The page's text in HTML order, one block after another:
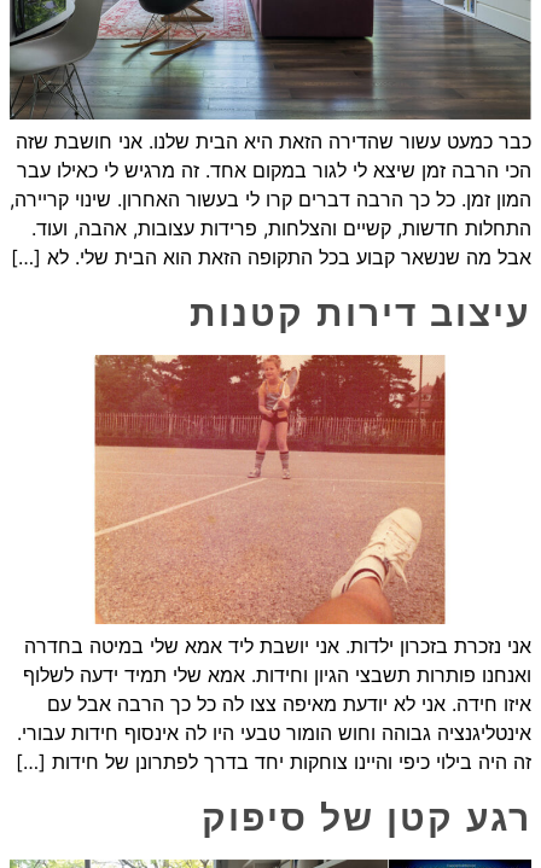
כבר כמעט עשור שהדירה הזאת היא הבית שלנו. אני חושבת שזה
הכי הרבה זמן שיצא לי לגור במקום אחד. זה מרגיש לי כאילו עבר
המון זמן. כל כך הרבה דברים קרו לי בעשור האחרון. שינוי קריירה,
התחלות חדשות, קשיים והצלחות, פרידות עצובות, אהבה, ועוד.
אבל מה שנשאר קבוע בכל התקופה הזאת הוא הבית שלי. לא […]
עיצוב דירות קטנות
אני נזכרת בזכרון ילדות. אני יושבת ליד אמא שלי במיטה בחדרה
ואנחנו פותרות תשבצי הגיון וחידות. אמא שלי תמיד ידעה לשלוף
איזו חידה. אני לא יודעת מאיפה צצו לה כל כך הרבה אבל עם
אינטליגנציה גבוהה וחוש הומור טבעי היו לה אינסוף חידות עבורי.
זה היה בילוי כיפי והיינו צוחקות יחד בדרך לפתרונן של חידות […]
רגע קטן של סיפוק